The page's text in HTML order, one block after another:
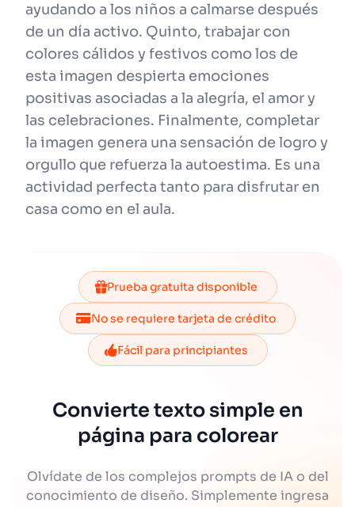
ayudando a los niños a calmarse después
de un día activo. Quinto, trabajar con
colores cálidos y festivos como los de
esta imagen despierta emociones
positivas asociadas a la alegría, el amor y
las celebraciones. Finalmente, completar
la imagen genera una sensación de logro y
orgullo que refuerza la autoestima. Es una
actividad perfecta tanto para disfrutar en
casa como en el aula.
Prueba gratuita disponible
No se requiere tarjeta de crédito
Fácil para principiantes
Convierte texto simple en
página para colorear
Olvídate de los complejos prompts de IA o del
conocimiento de diseño. Simplemente ingresa